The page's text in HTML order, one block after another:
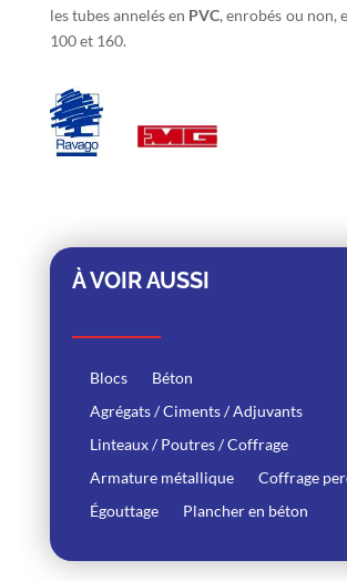
À VOIR AUSSI
Blocs
Béton
Agrégats / Ciments / Adjuvants
Linteaux / Poutres / Coffrage
Armature métallique
Coffrage
Égouttage
Plancher en béton
les tubes annelés en PVC, enrobés ou non,
100 et 160.